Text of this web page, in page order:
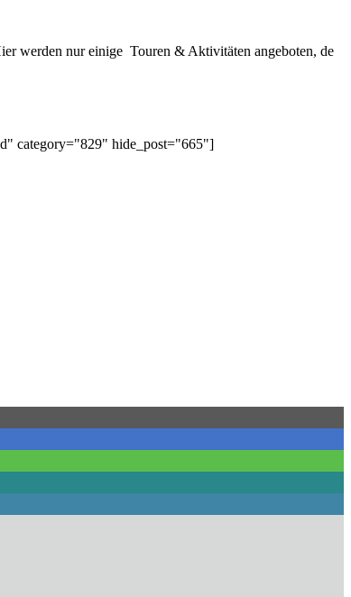
werden nur einige Touren & Aktivitäten angeboten, de
category="829" hide_post="665"]